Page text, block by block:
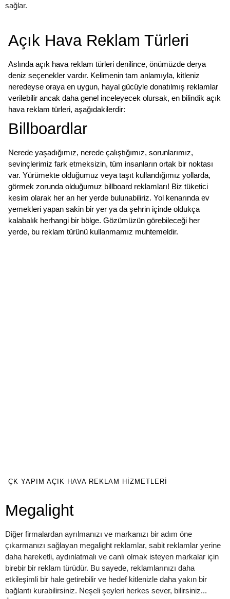
sağlar.
Açık Hava Reklam Türleri
Aslında açık hava reklam türleri denilince, önümüzde derya
deniz seçenekler vardır. Kelimenin tam anlamıyla, kitleniz
neredeyse oraya en uygun, hayal gücüyle donatılmış reklamlar
verilebilir ancak daha genel inceleyecek olursak, en bilindik açık
hava reklam türleri, aşağıdakilerdir:
Billboardlar
Nerede yaşadığımız, nerede çalıştığımız, sorunlarımız,
sevinçlerimiz fark etmeksizin, tüm insanların ortak bir noktası
var. Yürümekte olduğumuz veya taşıt kullandığımız yollarda,
görmek zorunda olduğumuz billboard reklamları! Biz tüketici
kesim olarak her an her yerde bulunabiliriz. Yol kenarında ev
yemekleri yapan sakin bir yer ya da şehrin içinde oldukça
kalabalık herhangi bir bölge. Gözümüzün görebileceği her
yerde, bu reklam türünü kullanmamız muhtemeldir.
ÇK YAPIM AÇIK HAVA REKLAM HIZMETLERI
Megalight
Diğer firmalardan ayrılmanızı ve markanızı bir adım öne
çıkarmanızı sağlayan megalight reklamlar, sabit reklamlar yerine
daha hareketli, aydınlatmalı ve canlı olmak isteyen markalar için
birebir bir reklam türüdür. Bu sayede, reklamlarınızı daha
etkileşimli bir hale getirebilir ve hedef kitlenizle daha yakın bir
bağlantı kurabilirsiniz. Neşeli şeyleri herkes sever, bilirsiniz...